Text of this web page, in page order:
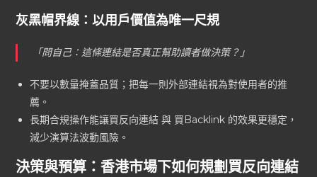
灰黑帽界線：以用戶價值為唯一尺規
「問自己：這條連結是否真正幫助讀者做決策？」
不要以數量掩蓋品質；把每一則外部連結視為對使用者的推
薦。
長期合規操作能讓買反向連結 與 買Backlink 的效果更穩定，
減少演算法波動風險。
決策與預算：香港市場下如何規劃買反向連結